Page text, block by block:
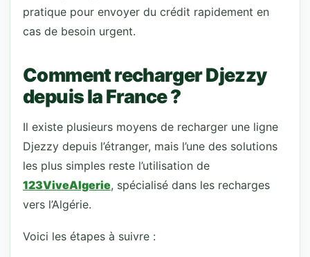
pratique pour envoyer du crédit rapidement en
cas de besoin urgent.
Comment recharger Djezzy
depuis la France ?
Il existe plusieurs moyens de recharger une ligne
Djezzy depuis l’étranger, mais l’une des solutions
les plus simples reste l’utilisation de
123ViveAlgerie, spécialisé dans les recharges
vers l’Algérie.
Voici les étapes à suivre :